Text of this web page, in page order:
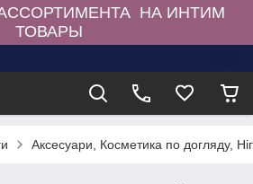
НА ИНТИМ
ТОВАРЫ
Аксесуари, Косметика по догляду,